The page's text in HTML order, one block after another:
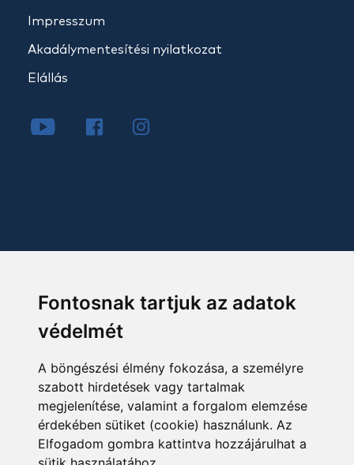
Fontosnak tartjuk az adatok
védelmét
A böngészési élmény fokozása, a személyre
szabott hirdetések vagy tartalmak
megjelenítése, valamint a forgalom elemzése
érdekében sütiket (cookie) használunk. Az
Elfogadom gombra kattintva hozzájárulhat a
Impresszum
Akadálymentesítési nyilatkozat
Elállás